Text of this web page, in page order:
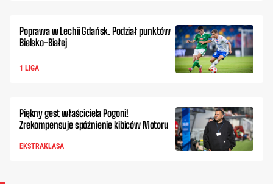
Poprawa w Lechii Gdańsk. Podział punktów
Bielsko-Białej
1 LIGA
Piękny gest właściciela Pogoni!
Zrekompensuje spóźnienie kibiców Motoru
EKSTRAKLASA